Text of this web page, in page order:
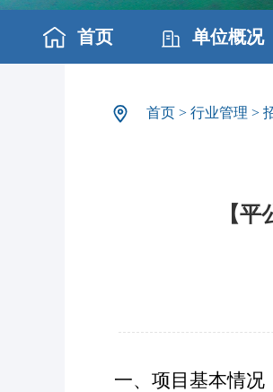
首页 单位概况
首页 > 行业管理 >
【
一、项目基本情况